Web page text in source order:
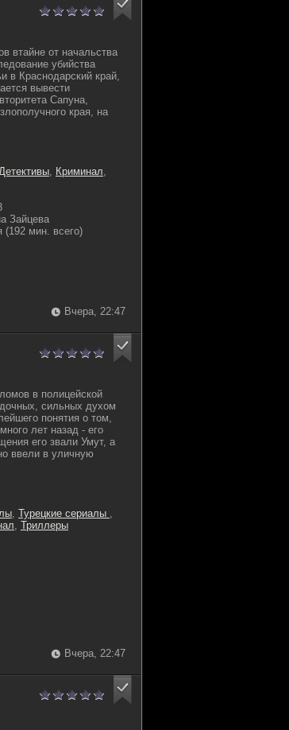
втайне от начальства
убийства
в Краснодарский край,
вывести
Сапуна,
края, на
, Криминал,
Зайцева
(192 мин. всего)
Вчера, 22:47
в полицейской
сильных духом
понятия о том,
лет назад - его
его звали Умут, а
ввели в уличную
, Турецкие сериалы ,
, Триллеры
Вчера, 22:47